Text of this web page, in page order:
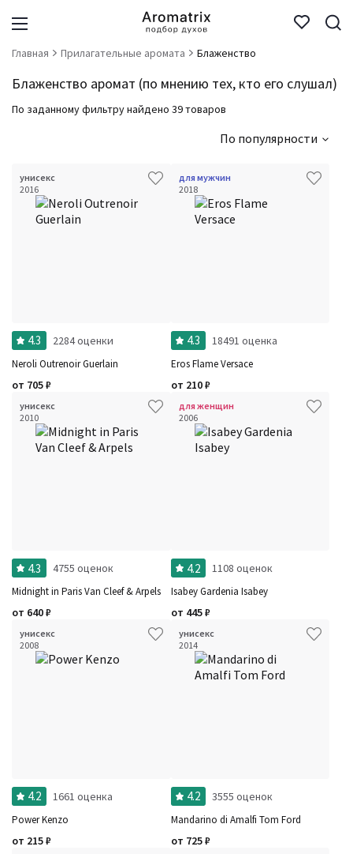
Главная Прилагательные аромата Блаженство
Блаженство аромат (по мнению тех, кто его слушал)
По заданному фильтру найдено 39 товаров
По популярности
унисекс
2016
4.3 2284 оценки
Neroli Outrenoir Guerlain
от 705₽
для мужчин
2018
4.3 18491 оценка
Eros Flame Versace
от 210₽
унисекс
2010
4.3 4755 оценок
Midnight in Paris Van Cleef & Arpels
от 640₽
для женщин
2006
4.2 1108 оценок
Isabey Gardenia Isabey
от 445₽
унисекс
2008
4.2 1661 оценка
Power Kenzo
от 215₽
унисекс
2014
4.2 3555 оценок
Mandarino di Amalfi Tom Ford
от 725₽